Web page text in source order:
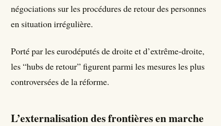
négociations sur les procédures de retour des personnes
en situation irrégulière.
Porté par les eurodéputés de droite et d’extrême-droite,
les “hubs de retour” figurent parmi les mesures les plus
controversées de la réforme.
L’externalisation des frontières en marche